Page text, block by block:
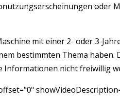
oder
mit einer 2- oder 3-
bestimmten Thema
Informationen nicht freiwillig